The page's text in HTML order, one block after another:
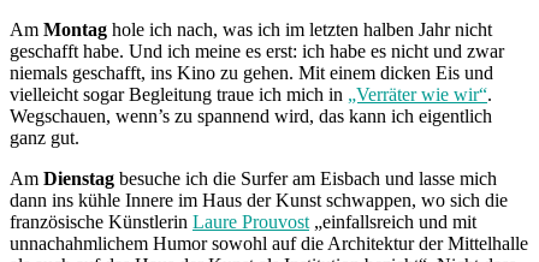
Am Montag hole ich nach, was ich im letzten halben Jahr nicht
geschafft habe. Und ich meine es erst: ich habe es nicht und zwar
niemals geschafft, ins Kino zu gehen. Mit einem dicken Eis und
vielleicht sogar Begleitung traue ich mich in „Verräter wie wir“.
Wegschauen, wenn’s zu spannend wird, das kann ich eigentlich
ganz gut.
Am Dienstag besuche ich die Surfer am Eisbach und lasse mich
dann ins kühle Innere im Haus der Kunst schwappen, wo sich die
französische Künstlerin Laure Prouvost „einfallsreich und mit
unnachahmlichem Humor sowohl auf die Architektur der Mittelhalle